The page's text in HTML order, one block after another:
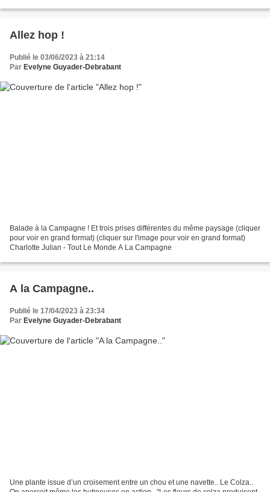
Allez hop !
Publié le 03/06/2023 à 21:14
Par Evelyne Guyader-Debrabant
Balade à la Campagne ! Et trois prises différentes du même paysage (cliquer
pour voir en grand format) (cliquer sur l'image pour voir en grand format)
Charlotte Julian - Tout Le Monde A La Campagne
A la Campagne..
Publié le 17/04/2023 à 23:34
Par Evelyne Guyader-Debrabant
Une plante issue d’un croisement entre un chou et une navette.. Le Colza..